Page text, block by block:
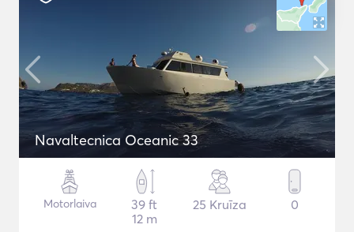
Navaltecnica Oceanic 33
Motorlaiva
39 ft
12 m
25 Kruīza 0